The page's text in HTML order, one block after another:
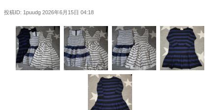
投稿ID: 1puudg 2026年6月15日 04:18